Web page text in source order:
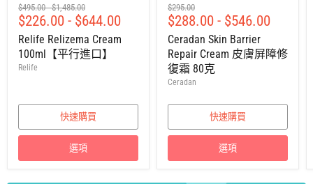
建
議
零
售
價
$495.00 -建
議
售
價
$1,485.00
$226.00 - $644.00
Relife Relizema Cream
100ml【平行進口】
Relife
快速購買
選項
建
議
零
售
價
$295.00
$288.00 - $546.00
Ceradan Skin Barrier
Repair Cream 皮膚屏障修
復霜 80克
Ceradan
快速購買
選項